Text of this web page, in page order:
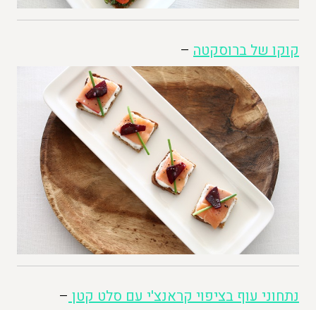
קוקו של ברוסקטה –
נתחוני עוף בציפוי קראנצ'י עם סלט קטן –